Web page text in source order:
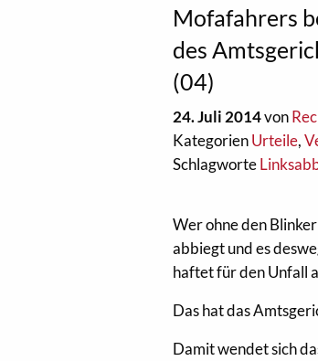
Mofafahrers
des
(04)
24. Juli 2014von
KategorienUrteile,
Schlagworte
Wer ohne den
abbiegt und es
haftet für den Unfall
Das hat das
Damit wendet sich